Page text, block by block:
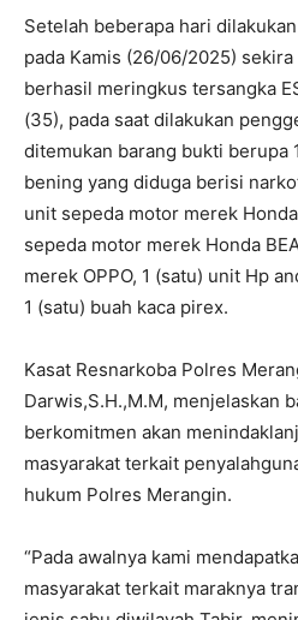
Setelah beberapa hari
pada Kamis (26/06/2025)
berhasil meringkus tersangka
(35), pada saat dilakukan
ditemukan barang bukti berupa
bening yang diduga berisi
unit sepeda motor merek
sepeda motor merek Honda
merek OPPO, 1 (satu) unit Hp
1 (satu) buah kaca pirex.
Kasat Resnarkoba Polres
Darwis,S.H.,M.M, menjelaskan
berkomitmen akan
masyarakat terkait
hukum Polres Merangin.
“Pada awalnya kami
masyarakat terkait maraknya